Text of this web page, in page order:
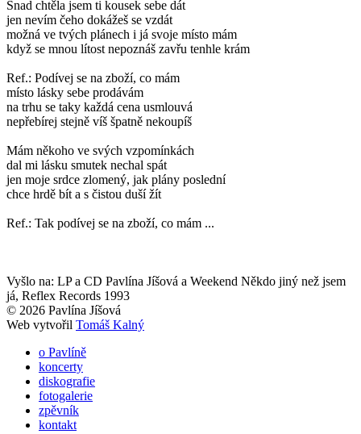
Snad chtěla jsem ti kousek sebe dát
jen nevím čeho dokážeš se vzdát
možná ve tvých plánech i já svoje místo mám
když se mnou lítost nepoznáš zavřu tenhle krám
Ref.: Podívej se na zboží, co mám
místo lásky sebe prodávám
na trhu se taky každá cena usmlouvá
nepřebírej stejně víš špatně nekoupíš
Mám někoho ve svých vzpomínkách
dal mi lásku smutek nechal spát
jen moje srdce zlomený, jak plány poslední
chce hrdě bít a s čistou duší žít
Ref.: Tak podívej se na zboží, co mám ...
Vyšlo na: LP a CD Pavlína Jíšová a Weekend Někdo jiný než jsem
já, Reflex Records 1993
© 2026 Pavlína Jíšová
Web vytvořil Tomáš Kalný
o Pavlíně
koncerty
diskografie
fotogalerie
zpěvník
kontakt